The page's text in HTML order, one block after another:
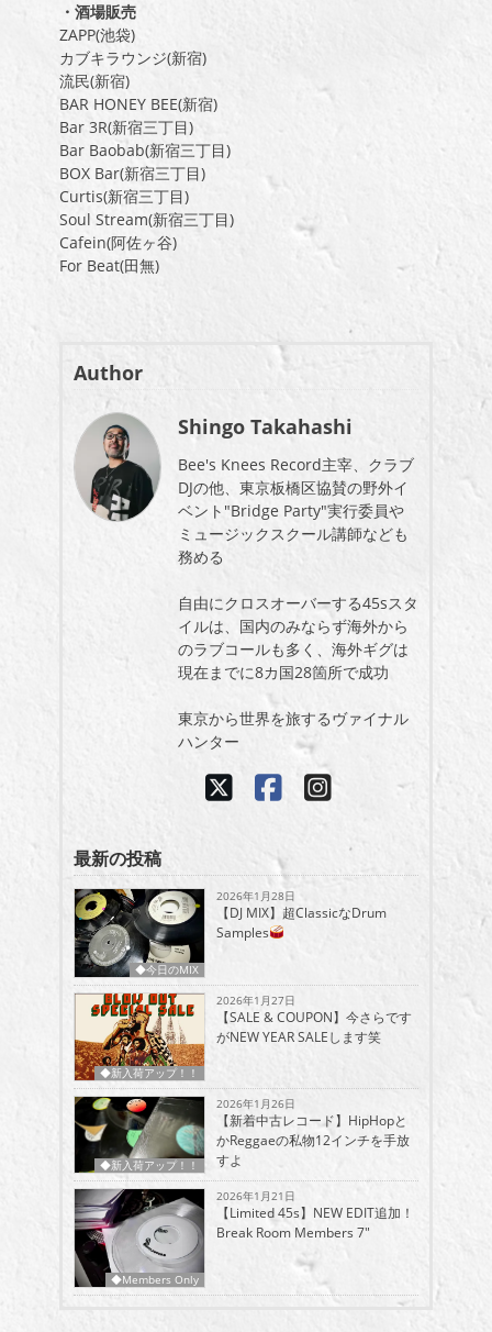
・酒場販売
ZAPP(池袋)
カブキラウンジ(新宿)
流民(新宿)
BAR HONEY BEE(新宿)
Bar 3R(新宿三丁目)
Bar Baobab(新宿三丁目)
BOX Bar(新宿三丁目)
Curtis(新宿三丁目)
Soul Stream(新宿三丁目)
Cafein(阿佐ヶ谷)
For Beat(田無)
Author
Shingo Takahashi
Bee's Knees Record主宰、クラブ
DJの他、東京板橋区協賛の野外イ
ベント"Bridge Party"実行委員や
ミュージックスクール講師なども
務める
自由にクロスオーバーする45sスタ
イルは、国内のみならず海外から
のラブコールも多く、海外ギグは
現在までに8カ国28箇所で成功
東京から世界を旅するヴァイナル
ハンター
最新の投稿
◆今日のMIX
2026年1月28日
【DJ MIX】超ClassicなDrum
Samples
◆新入荷アップ！！
2026年1月27日
【SALE & COUPON】今さらです
がNEW YEAR SALEします笑
◆新入荷アップ！！
2026年1月26日
【新着中古レコード】HipHopと
かReggaeの私物12インチを手放
すよ
◆Members Only
2026年1月21日
【Limited 45s】NEW EDIT追加！
Break Room Members 7″